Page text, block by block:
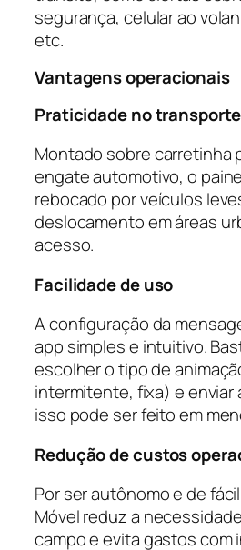
segurança, celular ao
etc.
Vantagens operacionais
Praticidade no transporte
Montado sobre carretinha
engate automotivo, o
rebocado por veículos
deslocamento em áreas
acesso.
Facilidade de uso
A configuração da
app simples e intuitivo.
escolher o tipo de
intermitente, fixa) e enviar
isso pode ser feito em
Redução de custos
Por ser autônomo e de
Móvel reduz a
campo e evita gastos com